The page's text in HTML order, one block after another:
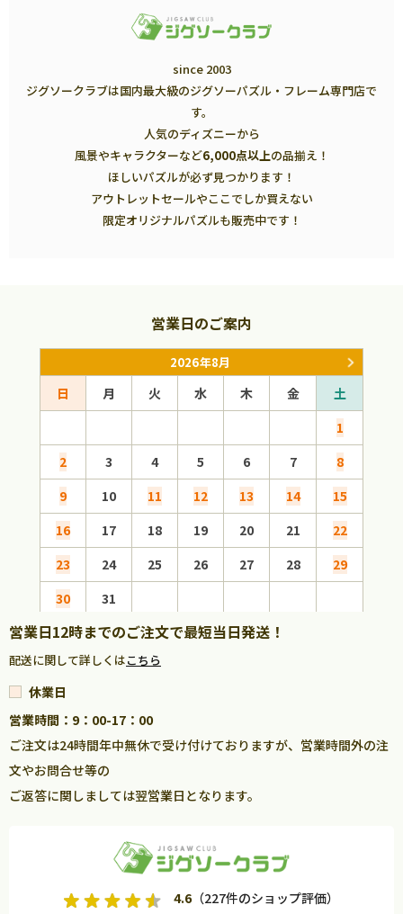
since 2003
ジグソークラブは国内最大級のジグソーパズル・フレーム専門店で
す。
人気のディズニーから
風景やキャラクターなど6,000点以上の品揃え！
ほしいパズルが必ず見つかります！
アウトレットセールやここでしか買えない
限定オリジナルパズルも販売中です！
営業日のご案内
2026年8月
日 月 火 水 木 金
土
1
2
3 4 5 6 7
8
9
10 11 12 13 14
15
16
17 18 19 20 21
22
23
24 25 26 27 28
29
30
31
営業日12時までのご注文で最短当日発送！
配送に関して詳しくはこちら
休業日
営業時間：9：00-17：00
ご注文は24時間年中無休で受け付けておりますが、営業時間外の注
文やお問合せ等の
ご返答に関しましては翌営業日となります。
4.6（227件のショップ評価）